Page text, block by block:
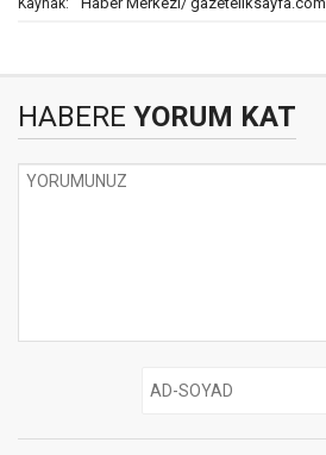
Kaynak:
HABERE YORUM KAT